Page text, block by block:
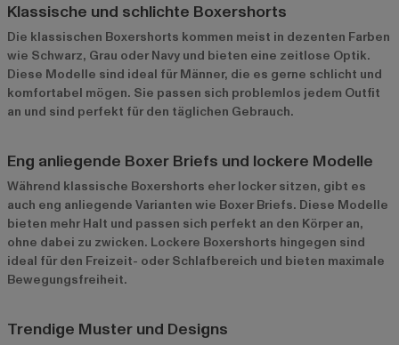
Klassische und schlichte Boxershorts
Die klassischen Boxershorts kommen meist in dezenten Farben
wie Schwarz, Grau oder Navy und bieten eine zeitlose Optik.
Diese Modelle sind ideal für Männer, die es gerne schlicht und
komfortabel mögen. Sie passen sich problemlos jedem Outfit
an und sind perfekt für den täglichen Gebrauch.
Eng anliegende Boxer Briefs und lockere Modelle
Während klassische Boxershorts eher locker sitzen, gibt es
auch eng anliegende Varianten wie Boxer Briefs. Diese Modelle
bieten mehr Halt und passen sich perfekt an den Körper an,
ohne dabei zu zwicken. Lockere Boxershorts hingegen sind
ideal für den Freizeit- oder Schlafbereich und bieten maximale
Bewegungsfreiheit.
Trendige Muster und Designs